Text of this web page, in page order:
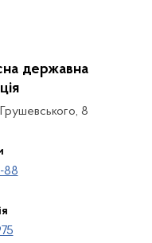
державна
8
88